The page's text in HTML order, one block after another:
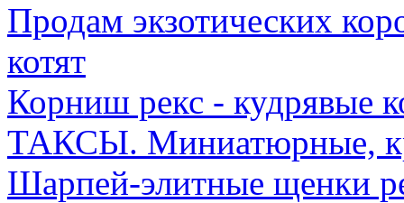
Продам экзотических
котят
Корниш рекс - кудрявые
ТАКСЫ. Миниатюрные,
Шарпей-элитные щенки